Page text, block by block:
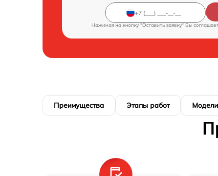
Нажимая на кнопку "Оставить заявку" Вы
Преимущества Этапы работ Модели